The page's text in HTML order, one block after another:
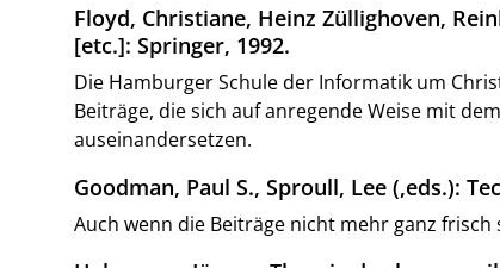
Floyd, Christiane, Heinz Züllighoven,
[etc.]: Springer, 1992.
Die Hamburger Schule der Informatik um
Beiträge, die sich auf anregende Weise mit
auseinandersetzen.
Goodman, Paul S., Sproull, Lee (,eds.):
Auch wenn die Beiträge nicht mehr ganz